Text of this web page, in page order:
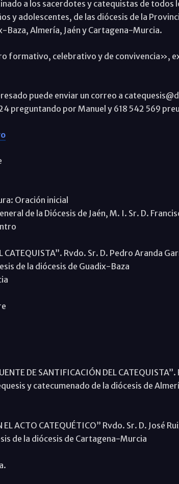
a los sacerdotes y catequistas de todos
y adolescentes, de las diócesis de la
Baza, Almería, Jaén y Cartagena-Murcia.
formativo, celebrativo y de convivencia»,
puede enviar un correo a
preguntando por Manuel y 618 542 569
Oración inicial
de la Diócesis de Jaén, M. I. Sr. D.
CATEQUISTA”. Rvdo. Sr. D. Pedro Aranda
de la diócesis de Guadix-Baza
DE SANTIFICACIÓN DEL
y catecumenado de la diócesis de
EL ACTO CATEQUÉTICO” Rvdo. Sr. D. José
de la diócesis de Cartagena-Murcia